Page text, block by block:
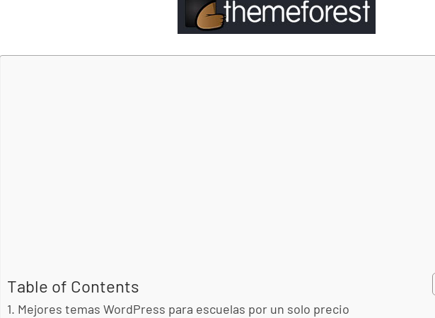
Table of Contents
Mejores temas WordPress para escuelas por un solo precio